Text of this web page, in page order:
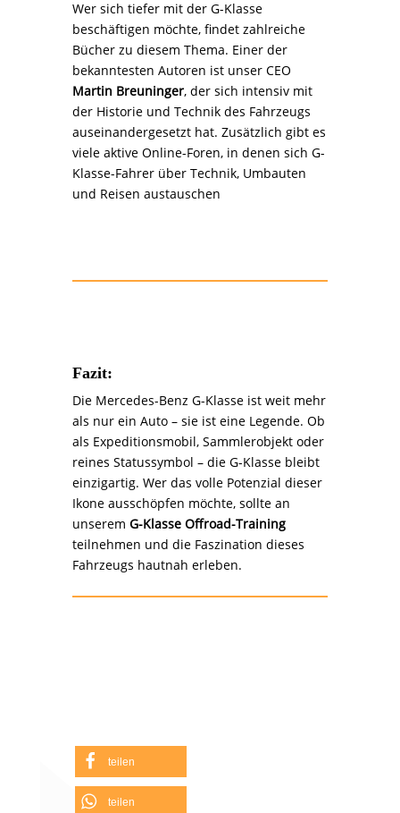
Wer sich tiefer mit der G-Klasse
beschäftigen möchte, findet zahlreiche
Bücher zu diesem Thema. Einer der
bekanntesten Autoren ist unser CEO
Martin Breuninger, der sich intensiv mit
der Historie und Technik des Fahrzeugs
auseinandergesetzt hat. Zusätzlich gibt es
viele aktive Online-Foren, in denen sich G-
Klasse-Fahrer über Technik, Umbauten
und Reisen austauschen
Fazit:
Die Mercedes-Benz G-Klasse ist weit mehr
als nur ein Auto – sie ist eine Legende. Ob
als Expeditionsmobil, Sammlerobjekt oder
reines Statussymbol – die G-Klasse bleibt
einzigartig. Wer das volle Potenzial dieser
Ikone ausschöpfen möchte, sollte an
unserem G-Klasse Offroad-Training
teilnehmen und die Faszination dieses
Fahrzeugs hautnah erleben.
teilen
teilen